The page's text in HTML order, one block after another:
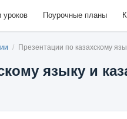
уроков Поурочные планы
/ Презентации по казахскому
языку и